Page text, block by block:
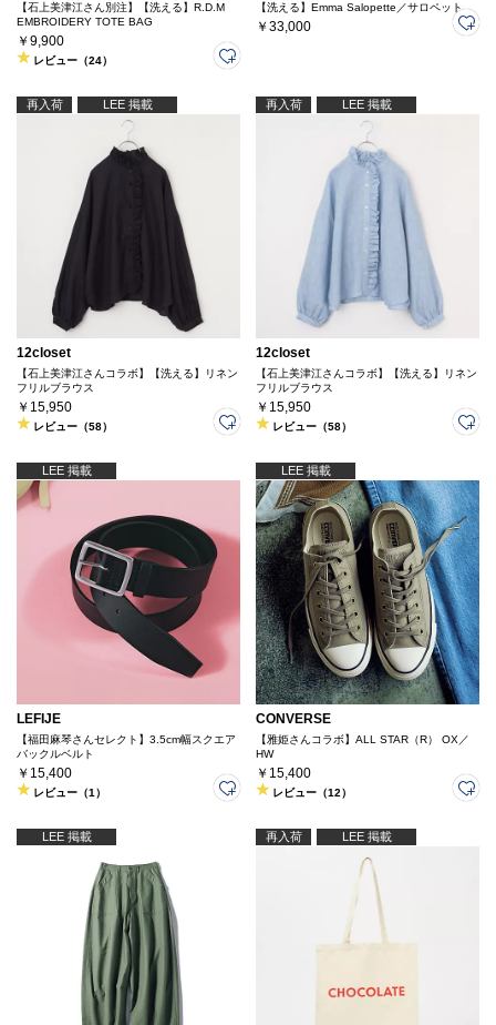
【石上美津江さん別注】【洗える】R.D.M
EMBROIDERY TOTE BAG
￥9,900
レビュー（24）
【洗える】Emma Salopette／サロペット
￥33,000
再入荷 LEE 掲載
12closet
【石上美津江さんコラボ】【洗える】リネン
フリルブラウス
￥15,950
レビュー（58）
再入荷 LEE 掲載
12closet
【石上美津江さんコラボ】【洗える】リネン
フリルブラウス
￥15,950
レビュー（58）
LEE 掲載
LEFIJE
【福田麻琴さんセレクト】3.5cm幅スクエア
バックルベルト
￥15,400
レビュー（1）
LEE 掲載
CONVERSE
【雅姫さんコラボ】ALL STAR（R） OX／
HW
￥15,400
レビュー（12）
LEE 掲載 再入荷 LEE 掲載